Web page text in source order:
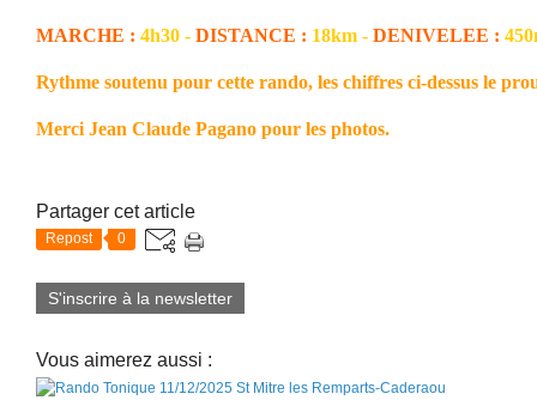
MARCHE : 4h30 - DISTANCE : 18km - DENIVELEE :
Rythme soutenu pour cette rando, les chiffres ci-dessus le
Merci Jean Claude Pagano pour les photos.
Partager cet article
Repost 0
S'inscrire à la newsletter
Vous aimerez aussi :